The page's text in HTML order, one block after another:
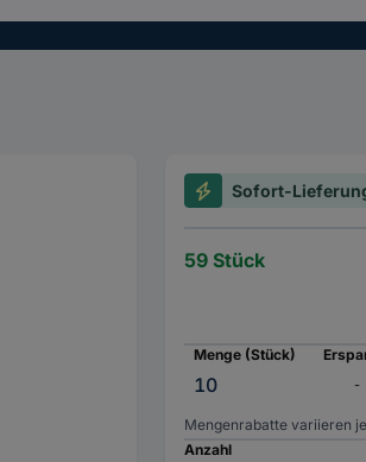
Sofort-
59 Stück
Menge (Stück)
10 -
Mengenrabatte variieren
Anzahl